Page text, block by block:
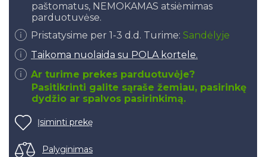
paštomatus, NEMOKAMAS atsiėmimas
parduotuvėse.
Pristatysime per 1-3 d.d. Turime: Sandėlyje
Taikoma nuolaida su POLA kortele.
Ar turime prekes parduotuvėje?
Pasitikrinti galite sąraše žemiau, pasirinkę
dydžio ar spalvos pasirinkimą.
Įsiminti prekę
Palyginimas